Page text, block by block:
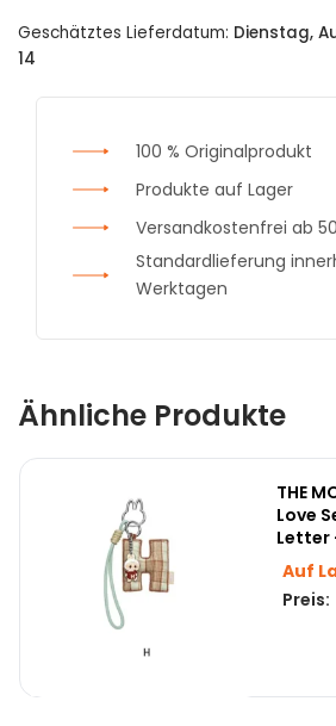
Geschätztes Lieferdatum: Dienstag,
14
100 % Originalprodukt
Produkte auf Lager
Versandkostenfrei ab
Standardlieferung
Werktagen
Ähnliche Produkte
THE
Love
Letter
Auf
Preis: